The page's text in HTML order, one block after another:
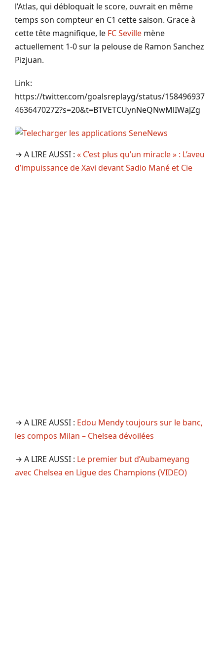
l’Atlas, qui débloquait le score, ouvrait en même
temps son compteur en C1 cette saison. Grace à
cette tête magnifique, le FC Seville mène
actuellement 1-0 sur la pelouse de Ramon Sanchez
Pizjuan.
Link:
https://twitter.com/goalsreplayg/status/158496937
4636470272?s=20&t=BTVETCUynNeQNwMlIWaJZg
→ A LIRE AUSSI : « C’est plus qu’un miracle » : L’aveu
d’impuissance de Xavi devant Sadio Mané et Cie
→ A LIRE AUSSI : Edou Mendy toujours sur le banc,
les compos Milan – Chelsea dévoilées
→ A LIRE AUSSI : Le premier but d’Aubameyang
avec Chelsea en Ligue des Champions (VIDEO)